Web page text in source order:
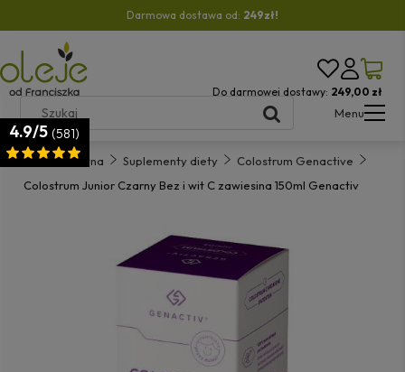
Darmowa dostawa od: 249zł!
Do darmowej dostawy: 249,00 zł
Menu
Strona główna Suplementy diety
Colostrum Genactive
Colostrum Junior Czarny Bez i wit C zawiesina 150ml Genactiv
4.9/5 (581)